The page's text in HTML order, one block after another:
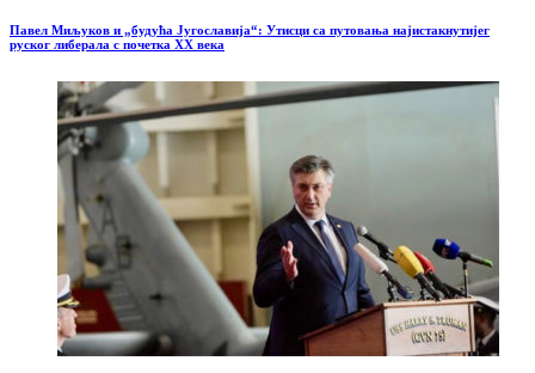
Павел Миљуков и „будућа Југославија“: Утисци са путовања најистакнутијег
руског либерала с почетка XX века